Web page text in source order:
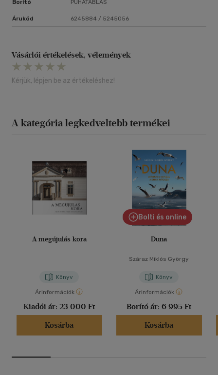
Borító PUHATÁBLÁS
Árukód 6245884 / 5245056
Vásárlói értékelések, vélemények
Kérjük, lépjen be az értékeléshez!
A kategória legkedveltebb termékei
A megújulás kora
Könyv
Árinformációk
Kiadói ár: 23 000 Ft
Kosárba
Bolti és online
Duna
Száraz Miklós György
Könyv
Árinformációk
Borító ár: 6 995 Ft
Kosárba